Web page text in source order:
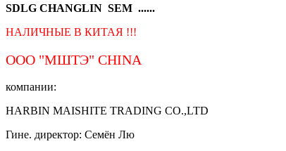
SDLG CHANGLIN SEM ......
НАЛИЧНЫЕ В КИТАЯ !!!
ООО "МШТЭ" CHINA
компании:
HARBIN MAISHITE TRADING CO.,LTD
Гине. директор: Семён Лю